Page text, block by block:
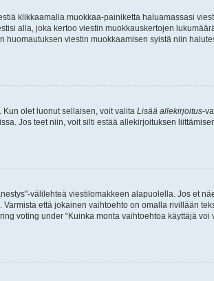
klikkaamalla muokkaa-painiketta haluamassasi
alla, joka kertoo viestin muokkauskertojen
viestin muokkaamisen syistä niin
olet luonut sellaisen, voit valita Lisää allekirjoitus-
Jos teet niin, voit silti estää allekirjoituksen
välilehteä viestilomakkeen alapuolella. Jos et
että jokainen vaihtoehto on omalla rivillään
voting under “Kuinka monta vaihtoehtoa käyttäjä